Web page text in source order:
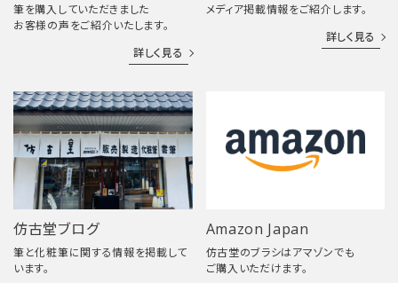
筆を購入していただきました
お客様の声をご紹介いたします。
詳しく見る
メディア掲載情報をご紹介します。
詳しく見る
仿古堂ブログ
筆と化粧筆に関する情報を掲載して
います。
Amazon Japan
仿古堂のブラシはアマゾンでも
ご購入いただけます。